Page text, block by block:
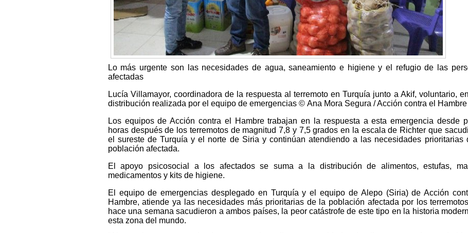
Lo más urgente son las necesidades de agua, saneamiento e higiene y el refugio de las
afectadas
Lucía Villamayor, coordinadora de la respuesta al terremoto en Turquía junto a Akif, voluntario,
distribución realizada por el equipo de emergencias © Ana Mora Segura / Acción contra el Hambre
Los equipos de Acción contra el Hambre trabajan en la respuesta a esta emergencia desde
horas después de los terremotos de magnitud 7,8 y 7,5 grados en la escala de Richter que
el sureste de Turquía y el norte de Siria y continúan atendiendo a las necesidades prioritarias
población afectada.
El apoyo psicosocial a los afectados se suma a la distribución de alimentos, estufas,
medicamentos y kits de higiene.
El equipo de emergencias desplegado en Turquía y el equipo de Alepo (Siria) de Acción
Hambre, atiende ya las necesidades más prioritarias de la población afectada por los
hace una semana sacudieron a ambos países, la peor catástrofe de este tipo en la historia
esta zona del mundo.